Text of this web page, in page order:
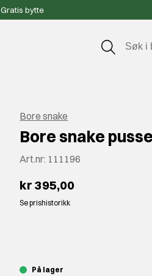
Gratis bytte
Bore snake
Bore snake
Art.nr: 111196
kr 395,00
Se prishistorikk
På lager